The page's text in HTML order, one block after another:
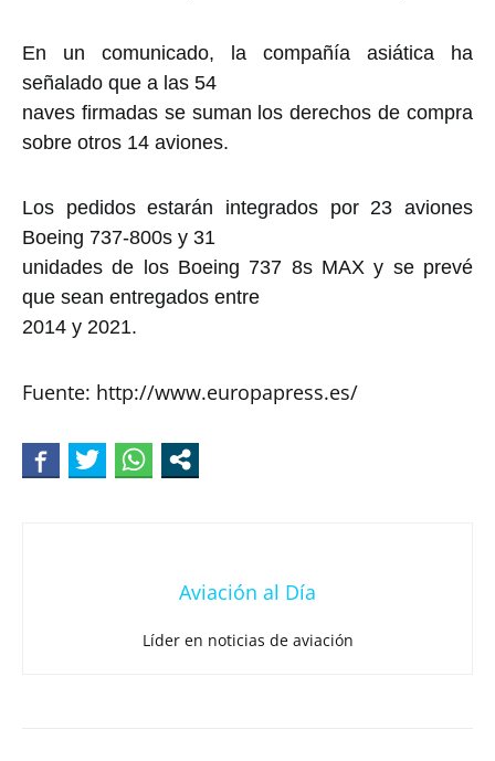
En un comunicado, la compañía asiática ha
señalado que a las 54
naves firmadas se suman los derechos de compra
sobre otros 14 aviones.
Los pedidos estarán integrados por 23 aviones
Boeing 737-800s y 31
unidades de los Boeing 737 8s MAX y se prevé
que sean entregados entre
2014 y 2021.
Fuente: http://www.europapress.es/
Aviación al Día
Líder en noticias de aviación